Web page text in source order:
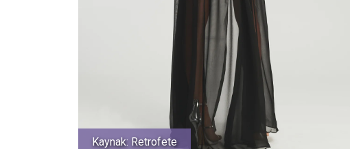
Kaynak: Retrofete